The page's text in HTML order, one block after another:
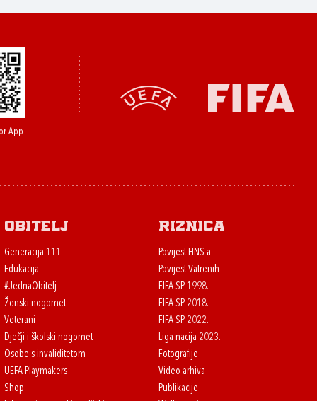
App
Obitelj
Generacija 111
Edukacija
#JednaObitelj
Ženski nogomet
Veterani
Dječji i školski nogomet
Osobe s invaliditetom
UEFA Playmakers
Shop
Riznica
Povijest HNS-a
Povijest Vatrenih
FIFA SP 1998.
FIFA SP 2018.
FIFA SP 2022.
Liga nacija 2023.
Fotografije
Video arhiva
Publikacije